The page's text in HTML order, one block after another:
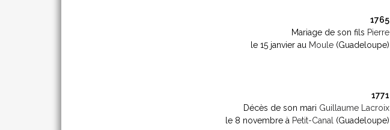
1765
Mariage de son fils Pierre
le 15 janvier au Moule (Guadeloupe)
1771
Décès de son mari Guillaume Lacroix
le 8 novembre à Petit-Canal
(Guadeloupe)